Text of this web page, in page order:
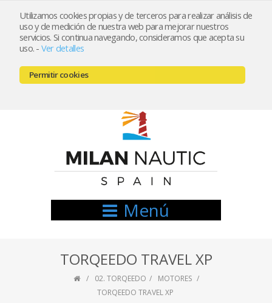
Utilizamos cookies propias y de terceros para realizar análisis de
uso y de medición de nuestra web para mejorar nuestros
servicios. Si continua navegando, consideramos que acepta su
uso. - Ver detalles
Permitir cookies
Registrarse Mi cuenta
666521122 // 654999333
Menú
TORQEEDO TRAVEL XP
02. TORQEEDO
MOTORES
TORQEEDO TRAVEL XP